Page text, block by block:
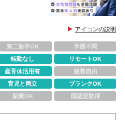
能
アイコンの説明
第二新卒OK
学歴不問
転勤なし
リモートOK
産育休活用有
服装自由
育児と両立
ブランクOK
副業OK 国認定取得